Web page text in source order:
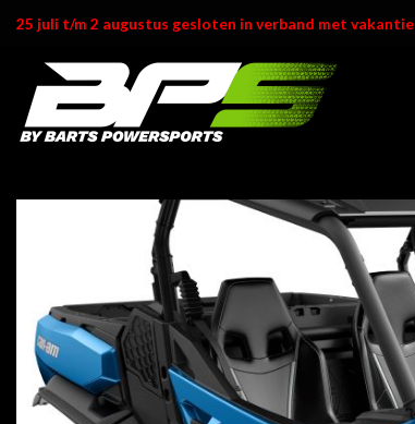
Ga
inhoud
25 juli t/m 2 augustus gesloten in verband met vakantie